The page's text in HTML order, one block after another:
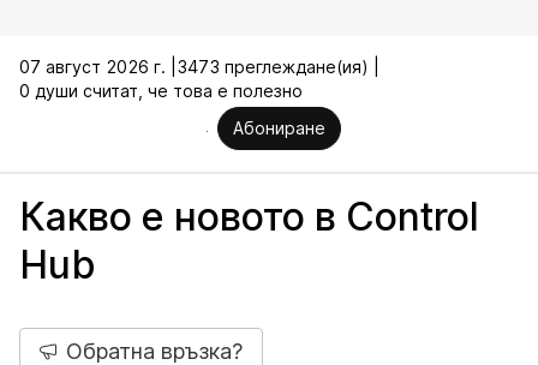
07 август 2026 г. | 3473 преглеждане(ия) |
0 души считат, че това е полезно
Абониране
Какво е новото в Control
Hub
Обратна връзка?